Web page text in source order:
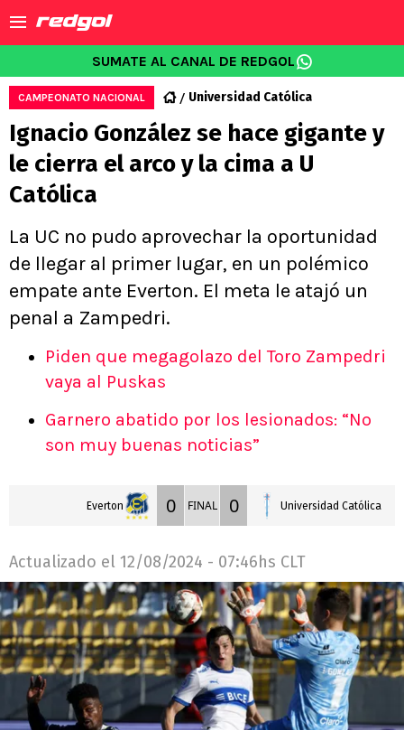
SUMATE AL CANAL DE REDGOL
CAMPEONATO NACIONAL Universidad Católica
Ignacio González se hace gigante y
le cierra el arco y la cima a U
Católica
La UC no pudo aprovechar la oportunidad
de llegar al primer lugar, en un polémico
empate ante Everton. El meta le atajó un
penal a Zampedri.
Piden que megagolazo del Toro Zampedri
vaya al Puskas
Garnero abatido por los lesionados: “No
son muy buenas noticias”
Everton 0 FINAL 0 Universidad Católica
Actualizado el 12/08/2024 - 07:46hs CLT